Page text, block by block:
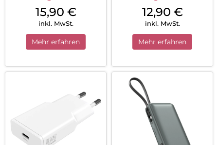
Slim 20W GaN 1C und
USB-C Kabel 1,5 m
15,90 €
inkl. MwSt.
Mehr erfahren
Slim 20W GaN 1C Weiß
12,90 €
inkl. MwSt.
Mehr erfahren